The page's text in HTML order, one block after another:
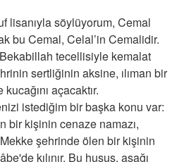
lisanıyla söylüyorum, Cemal
bu Cemal, Celal’in Cemalidir.
tecellisiyle kemalat
sertliğinin aksine, ılıman bir
açacaktır.
istediğim bir başka konu var:
bir kişinin cenaze namazı,
şehrinde ölen bir kişinin
kılınır. Bu husus, aşağı